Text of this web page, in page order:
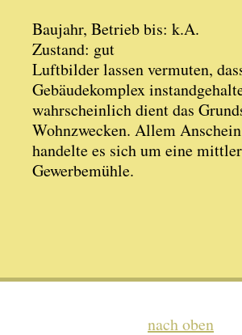
Baujahr, Betrieb bis: k.A.
Zustand: gut
Luftbilder lassen vermuten,
Gebäudekomplex
wahrscheinlich dient das
Wohnzwecken. Allem
handelte es sich um eine
Gewerbemühle.
nach oben